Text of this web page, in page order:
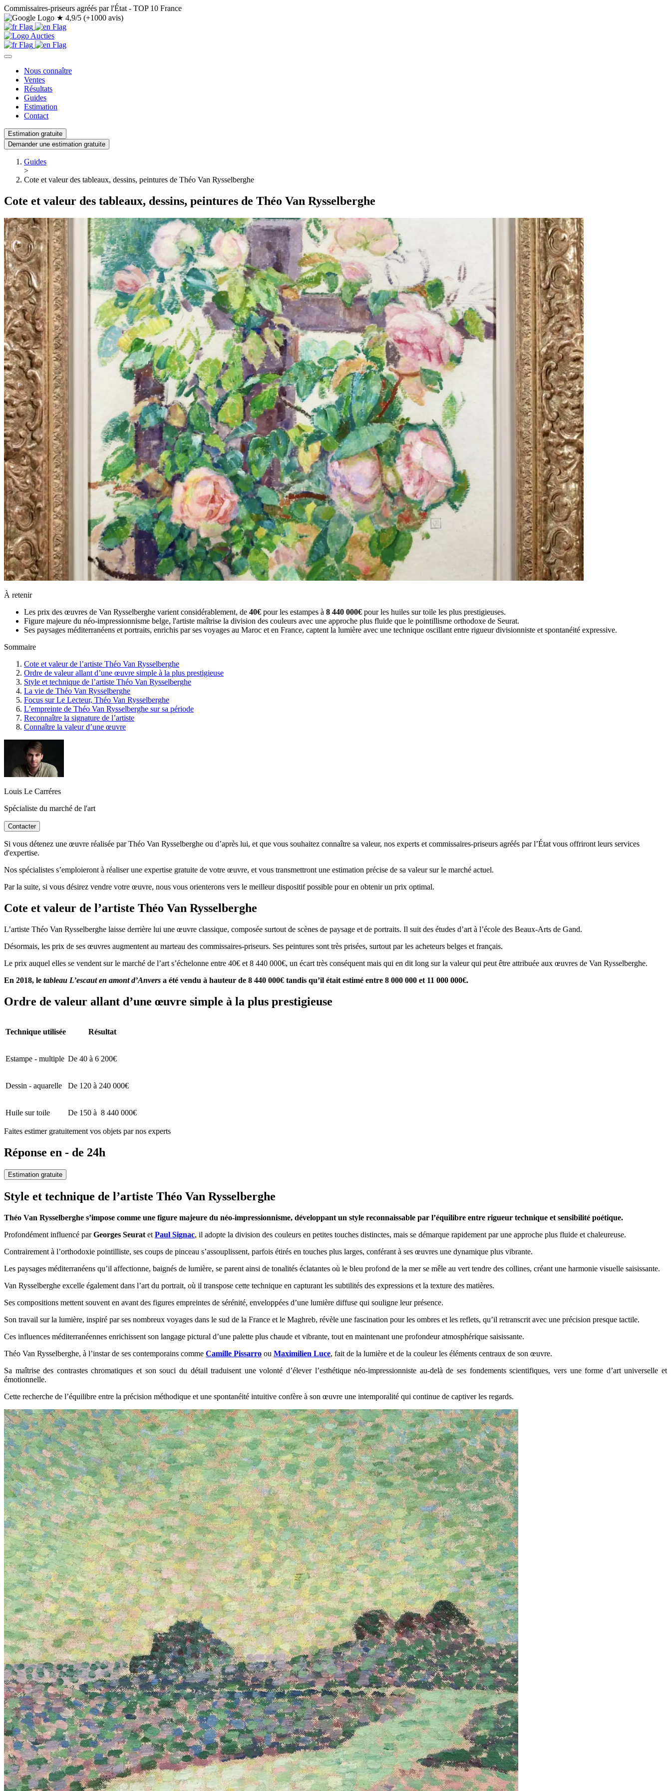
Commissaires-priseurs agréés par l'État - TOP 10 France
★ 4,9/5 (+1000 avis)
Nous connaître
Ventes
Résultats
Guides
Estimation
Contact
Estimation gratuite
Demander une estimation gratuite
Guides
>
Cote et valeur des tableaux, dessins, peintures de Théo Van Rysselberghe
Cote et valeur des tableaux, dessins, peintures de Théo Van Rysselberghe
À retenir
Les prix des œuvres de Van Rysselberghe varient considérablement, de 40€ pour les estampes à 8 440 000€ pour les huiles sur toile les plus prestigieuses.
Figure majeure du néo-impressionnisme belge, l'artiste maîtrise la division des couleurs avec une approche plus fluide que le pointillisme orthodoxe de Seurat.
Ses paysages méditerranéens et portraits, enrichis par ses voyages au Maroc et en France, captent la lumière avec une technique oscillant entre rigueur divisionniste et spontanéité expressive.
Sommaire
Cote et valeur de l’artiste Théo Van Rysselberghe
Ordre de valeur allant d’une œuvre simple à la plus prestigieuse
Style et technique de l’artiste Théo Van Rysselberghe
La vie de Théo Van Rysselberghe
Focus sur Le Lecteur, Théo Van Rysselberghe
L’empreinte de Théo Van Rysselberghe sur sa période
Reconnaître la signature de l’artiste
Connaître la valeur d’une œuvre
Louis Le Carréres
Spécialiste du marché de l'art
Contacter
Si vous détenez une œuvre réalisée par Théo Van Rysselberghe ou d’après lui, et que vous souhaitez connaître sa valeur, nos experts et commissaires-priseurs agréés par l’État vous offriront leurs services
d'expertise.
Nos spécialistes s’emploieront à réaliser une expertise gratuite de votre œuvre, et vous transmettront une estimation précise de sa valeur sur le marché actuel.
Par la suite, si vous désirez vendre votre œuvre, nous vous orienterons vers le meilleur dispositif possible pour en obtenir un prix optimal.
Cote et valeur de l’artiste Théo Van Rysselberghe
L’artiste Théo Van Rysselberghe laisse derrière lui une œuvre classique, composée surtout de scènes de paysage et de portraits. Il suit des études d’art à l’école des Beaux-Arts de Gand.
Désormais, les prix de ses œuvres augmentent au marteau des commissaires-priseurs. Ses peintures sont très prisées, surtout par les acheteurs belges et français.
Le prix auquel elles se vendent sur le marché de l’art s’échelonne entre 40€ et 8 440 000€, un écart très conséquent mais qui en dit long sur la valeur qui peut être attribuée aux œuvres de Van Rysselberghe.
En 2018, le tableau L’escaut en amont d’Anvers a été vendu à hauteur de 8 440 000€ tandis qu’il était estimé entre 8 000 000 et 11 000 000€.
Ordre de valeur allant d’une œuvre simple à la plus prestigieuse
Technique utilisée Résultat
Estampe - multiple De 40 à 6 200€
Dessin - aquarelle De 120 à 240 000€
Huile sur toile De 150 à 8 440 000€
Faites estimer gratuitement vos objets par nos experts
Réponse en - de 24h
Estimation gratuite
Style et technique de l’artiste Théo Van Rysselberghe
Théo Van Rysselberghe s’impose comme une figure majeure du néo-impressionnisme, développant un style reconnaissable par l’équilibre entre rigueur technique et sensibilité poétique.
Profondément influencé parGeorges Seurat et Paul Signac, il adopte la division des couleurs en petites touches distinctes, mais se démarque rapidement par une approche plus fluide et chaleureuse.
Contrairement à l’orthodoxie pointilliste, ses coups de pinceau s’assouplissent, parfois étirés en touches plus larges, conférant à ses œuvres une dynamique plus vibrante.
Les paysages méditerranéens qu’il affectionne, baignés de lumière, se parent ainsi de tonalités éclatantes où le bleu profond de la mer se mêle au vert tendre des collines, créant une harmonie visuelle saisissante.
Van Rysselberghe excelle également dans l’art du portrait, où il transpose cette technique en capturant les subtilités des expressions et la texture des matières.
Ses compositions mettent souvent en avant des figures empreintes de sérénité, enveloppées d’une lumière diffuse qui souligne leur présence.
Son travail sur la lumière, inspiré par ses nombreux voyages dans le sud de la France et le Maghreb, révèle une fascination pour les ombres et les reflets, qu’il retranscrit avec une précision presque tactile.
Ces influences méditerranéennes enrichissent son langage pictural d’une palette plus chaude et vibrante, tout en maintenant une profondeur atmosphérique saisissante.
Théo Van Rysselberghe, à l’instar de ses contemporains comme Camille Pissarro ou Maximilien Luce, fait de la lumière et de la couleur les éléments centraux de son œuvre.
Sa maîtrise des contrastes chromatiques et son souci du détail traduisent une volonté d’élever l’esthétique néo-impressionniste au-delà de ses fondements scientifiques, vers une forme d’art universelle et
émotionnelle.
Cette recherche de l’équilibre entre la précision méthodique et une spontanéité intuitive confère à son œuvre une intemporalité qui continue de captiver les regards.